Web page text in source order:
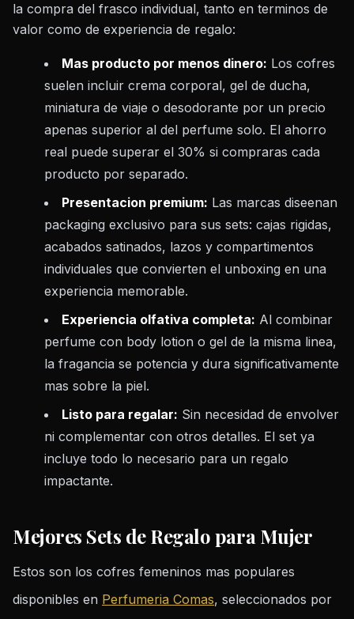
la compra del frasco individual, tanto en terminos de
valor como de experiencia de regalo:
Mas producto por menos dinero: Los cofres
suelen incluir crema corporal, gel de ducha,
miniatura de viaje o desodorante por un precio
apenas superior al del perfume solo. El ahorro
real puede superar el 30% si compraras cada
producto por separado.
Presentacion premium: Las marcas diseenan
packaging exclusivo para sus sets: cajas rigidas,
acabados satinados, lazos y compartimentos
individuales que convierten el unboxing en una
experiencia memorable.
Experiencia olfativa completa: Al combinar
perfume con body lotion o gel de la misma linea,
la fragancia se potencia y dura significativamente
mas sobre la piel.
Listo para regalar: Sin necesidad de envolver
ni complementar con otros detalles. El set ya
incluye todo lo necesario para un regalo
impactante.
Mejores Sets de Regalo para Mujer
Estos son los cofres femeninos mas populares
disponibles en Perfumeria Comas, seleccionados por